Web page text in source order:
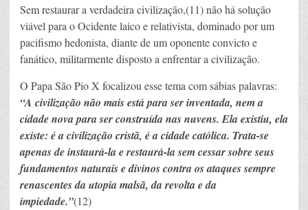
Sem restaurar a verdadeira civilização,(11) não há solução
viável para o Ocidente laico e relativista, dominado por um
pacifismo hedonista, diante de um oponente convicto e
fanático, militarmente disposto a enfrentar a civilização.
O Papa São Pio X focalizou esse tema com sábias palavras:
“A civilização não mais está para ser inventada, nem a
cidade nova para ser construída nas nuvens. Ela existiu, ela
existe: é a civilização cristã, é a cidade católica. Trata-se
apenas de instaurá-la e restaurá-la sem cessar sobre seus
fundamentos naturais e divinos contra os ataques sempre
renascentes da utopia malsã, da revolta e da
impiedade.”(12)